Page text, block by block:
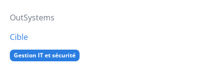
OutSystems
Cible
Gestion IT et sécurité